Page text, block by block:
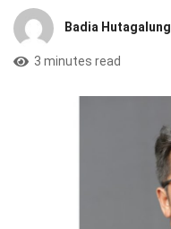
Badia Hutagalung
3 minutes read